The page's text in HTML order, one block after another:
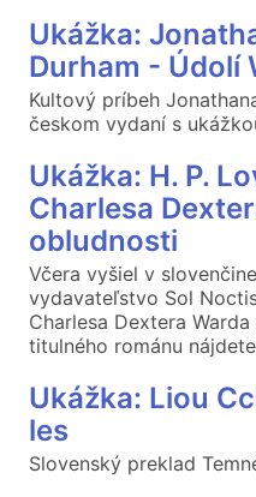
Ukážka:
Durham - Údolí
Kultový príbeh
českom vydaní s
Ukážka: H. P.
Charlesa
obludnosti
Včera vyšiel v
vydavateľstvo Sol
Charlesa Dextera
titulného románu
Ukážka: Liou
les
Slovenský preklad